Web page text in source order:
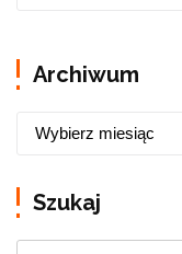
Archiwum
Szukaj